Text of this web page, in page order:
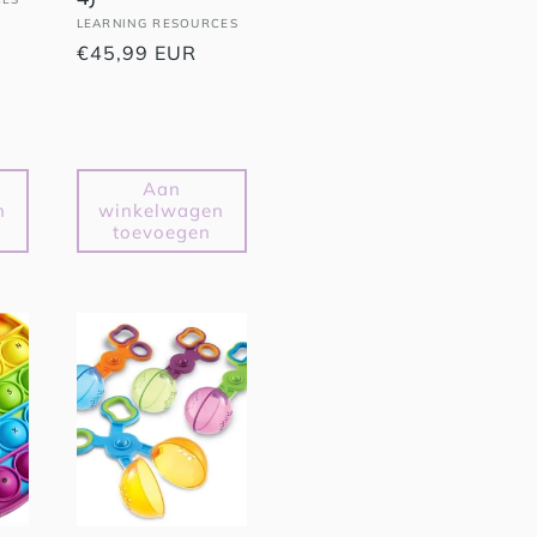
Verkoper:
LEARNING RESOURCES
Normale
€45,99 EUR
Aan
winkelwagen
toevoegen